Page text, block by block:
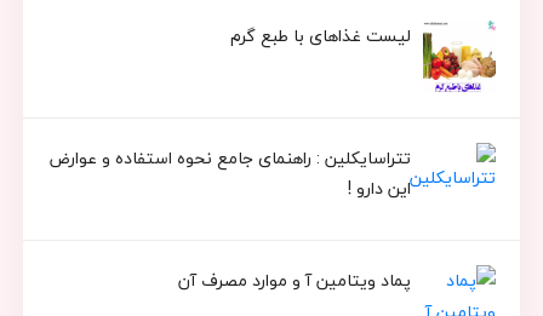
لیست غذاهای با طبع گرم
تتراسایکلین : راهنمای جامع نحوه استفاده و عوارض
این دارو !
پماد ویتامین آ و موارد مصرف آن